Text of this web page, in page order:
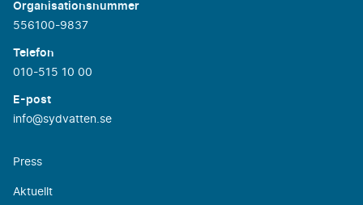
Organisationsnummer
556100-9837
Telefon
010-515 10 00
E-post
info@sydvatten.se
Press
Aktuellt